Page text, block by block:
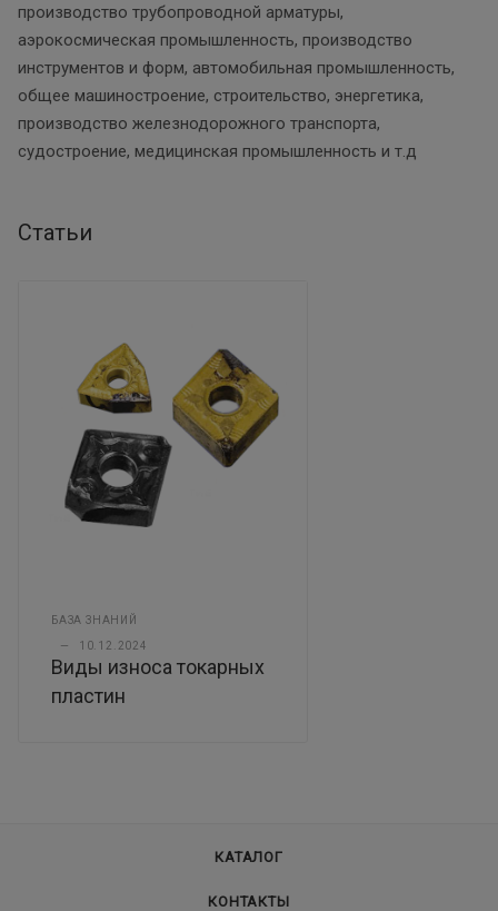
производство трубопроводной арматуры,
аэрокосмическая промышленность, производство
инструментов и форм, автомобильная промышленность,
общее машиностроение, строительство, энергетика,
производство железнодорожного транспорта,
судостроение, медицинская промышленность и т.д
Статьи
БАЗА ЗНАНИЙ
— 10.12.2024
Виды износа токарных
пластин
КАТАЛОГ
КОНТАКТЫ